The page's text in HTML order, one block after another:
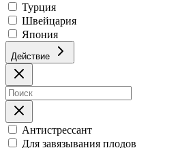
Турция
Швейцария
Япония
Действие
Антистрессант
Для завязывания плодов